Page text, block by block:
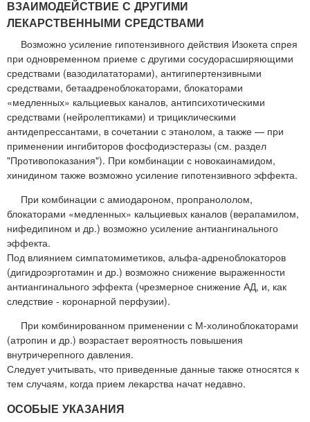
ВЗАИМОДЕЙСТВИЕ С ДРУГИМИ
ЛЕКАРСТВЕННЫМИ СРЕДСТВАМИ
Возможно усиление гипотензивного действия Изокета спрея
при одновременном приеме с другими сосудорасширяющими
средствами (вазодилататорами), антигипертензивными
средствами, бетаадреноблокаторами, блокаторами
«медленных» кальциевых каналов, антипсихотическими
средствами (нейролептиками) и трициклическими
антидепрессантами, в сочетании с этанолом, а также — при
применении ингибиторов фосфодиэстеразы (см. раздел
"Противопоказания"). При комбинации с новокаинамидом,
хинидином также возможно усиление гипотензивного эффекта.
При комбинации с амиодароном, пропранололом,
блокаторами «медленных» кальциевых каналов (верапамилом,
нифедипином и др.) возможно усиление антиангинального
эффекта.
Под влиянием симпатомиметиков, альфа-адреноблокаторов
(дигидроэрготамин и др.) возможно снижение выраженности
антиангинального эффекта (чрезмерное снижение АД, и, как
следствие - коронарной перфузии).
При комбинированном применении с М-холиноблокаторами
(атропин и др.) возрастает вероятность повышения
внутричерепного давления.
Следует учитывать, что приведенные данные также относятся к
тем случаям, когда прием лекарства начат недавно.
ОСОБЫЕ УКАЗАНИЯ